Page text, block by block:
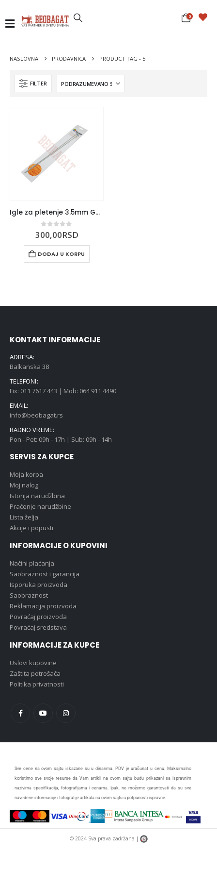
0
NASLOVNA PRODAVNICA PRODUCT TAG - 5
FILTER
Igle za pletenje 3.5mm Galant
0 out of 5
300,00RSD
DODAJ U KORPU
KONTAKT INFORMACIJE
ADRESA:
Balkanska 38
TELEFONI:
Fix: 011 7617 443 | Mob: 064 911 4490
EMAIL:
info@beobagat.rs
RADNO VREME:
Pon - Pet: 09h - 17h | Sub: 09h - 14h
SERVIS ZA KUPCE
Moja korpa
Moj nalog
Istorija narudžbina
Praćenje narudžbine
Lista želja
Akcije i popusti
INFORMACIJE O KUPOVINI
Načini plaćanja
Saobraznost i garancija
Isporuka proizvoda
Saobraznost
Reklamacija proizvoda
Povraćaj proizvoda
Povraćaj sredstava
INFORMACIJE ZA KUPCE
Uslovi kupovine
Zaštita potrošača
Politika privatnosti
Sve cene na ovom sajtu iskazane su u dinarima. PDV je uračunat u cenu. Maksimalno
koristimo sve svoje resurse da Vam artikli na ovom sajtu budu prikazani sa ispravnim
nazivima specifikacija, fotografijama i cenama. Ipak, ne možemo garantovati da su sve
navedene informacije i fotografije artikala na ovom sajtu u potpunosti ispravne.
© 2024 Sva prava zadržana |